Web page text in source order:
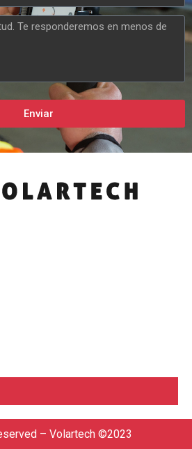
Enviar
– Volartech ©2023